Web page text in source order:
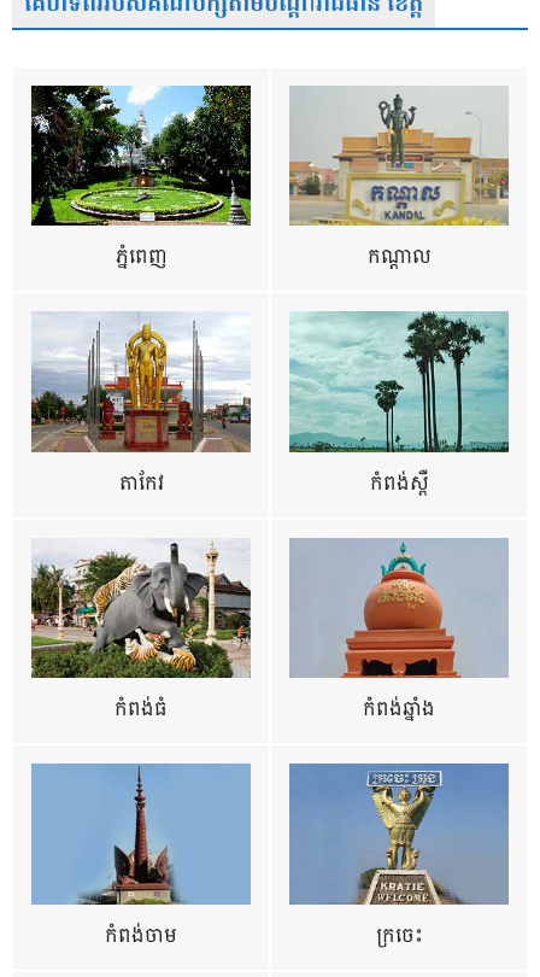
ភ្នំពេញ កណ្តាល
តាកែវ កំពង់ស្ពឺ
កំពង់ធំ កំពង់ឆ្នាំង
កំពង់ចាម ក្រចេះ